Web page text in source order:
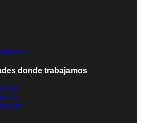
donde trabajamos